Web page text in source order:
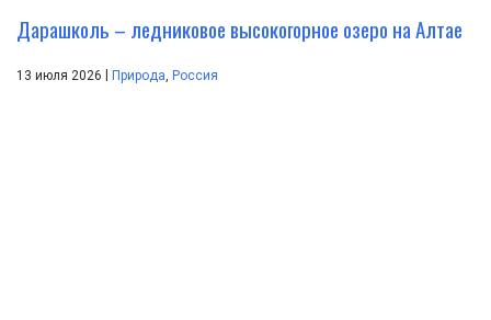
Дарашколь – ледниковое высокогорное озеро на Алтае
13 июля 2026 | Природа Россия